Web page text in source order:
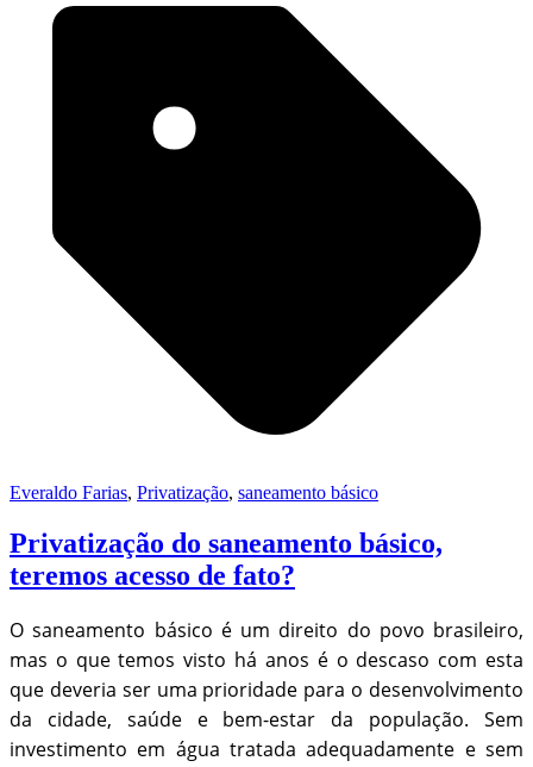
Everaldo Farias, Privatização, saneamento básico
Privatização do saneamento básico,
teremos acesso de fato?
O saneamento básico é um direito do povo brasileiro,
mas o que temos visto há anos é o descaso com esta
que deveria ser uma prioridade para o desenvolvimento
da cidade, saúde e bem-estar da população. Sem
investimento em água tratada adequadamente e sem